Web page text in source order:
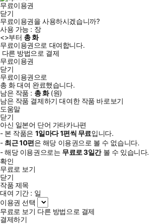
무료이용권
닫기
무료이용권을 사용하시겠습니까?
사용 가능 : 장
<>부터 총화
무료이용권으로 대여합니다.
다른 방법으로 결제
무료이용권
닫기
무료이용권으로
총 화대여 완료했습니다.
남은 작품 : 총화(원)
남은 작품 결제하기 대여한 작품 바로보기
도움말
닫기
아신 일본어 단어 가타카나편
- 본 작품은 1일마다1편씩 무료입니다.
- 최근10편은 해당 이용권으로 볼 수 없습니다.
- 해당 이용권으로는 무료로3일간볼 수 있습니다.
확인
무료로 보기
닫기
작품 제목
대여 기간 : 일
이용권 선택
무료로 보기 다른 방법으로 결제
결제하기